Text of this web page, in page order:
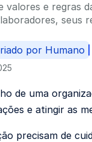
e regras
seus
por Humano
de uma
e atingir as
precisam de